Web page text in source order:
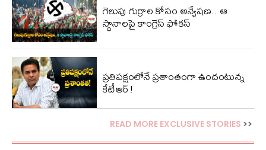
గెలుపు గుర్రాల కోసం అన్వేషణ.. ఆ
స్థానాలపై కాంగ్రెస్ ఫోకస్
ప్ర‌తిప‌క్షంలోనే ప్ర‌శాంతంగా ఉందంటున్న
కేటీఆర్!
READ MORE EXCLUSIVE STORIES >>